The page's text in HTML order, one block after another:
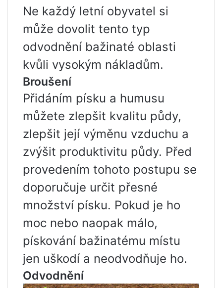
Ne každý letní obyvatel si
může dovolit tento typ
odvodnění bažinaté oblasti
kvůli vysokým nákladům.
Broušení
Přidáním písku a humusu
můžete zlepšit kvalitu půdy,
zlepšit její výměnu vzduchu a
zvýšit produktivitu půdy. Před
provedením tohoto postupu se
doporučuje určit přesné
množství písku. Pokud je ho
moc nebo naopak málo,
pískování bažinatému místu
jen uškodí a neodvodňuje ho.
Odvodnění